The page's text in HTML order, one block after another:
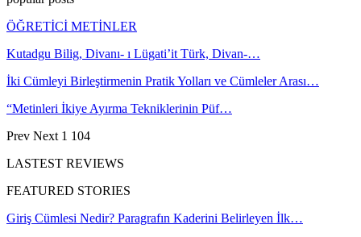
ÖĞRETİCİ METİNLER
Kutadgu Bilig, Divanı- ı Lügati’it Türk, Divan-…
İki Cümleyi Birleştirmenin Pratik Yolları ve Cümleler Arası…
“Metinleri İkiye Ayırma Tekniklerinin Püf…
Prev Next 1 104
LASTEST REVIEWS
FEATURED STORIES
Giriş Cümlesi Nedir? Paragrafın Kaderini Belirleyen İlk…